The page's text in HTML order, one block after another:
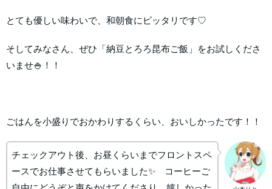
とても優しい味わいで、和朝食にピッタリです♡
そしてみなさん、ぜひ「納豆とろろ昆布ご飯」をお試しくださ
いませ🍚！！
ごはんを小盛りでおかわりするくらい、おいしかったです！！
チェックアウト後、お昼くらいまでフロントスペ
ースでお仕事させてもらいました✨ コーヒーご